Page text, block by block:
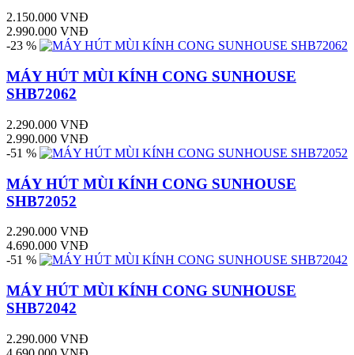
2.150.000 VNĐ
2.990.000 VNĐ
-23 %
MÁY HÚT MÙI KÍNH CONG SUNHOUSE
SHB72062
2.290.000 VNĐ
2.990.000 VNĐ
-51 %
MÁY HÚT MÙI KÍNH CONG SUNHOUSE
SHB72052
2.290.000 VNĐ
4.690.000 VNĐ
-51 %
MÁY HÚT MÙI KÍNH CONG SUNHOUSE
SHB72042
2.290.000 VNĐ